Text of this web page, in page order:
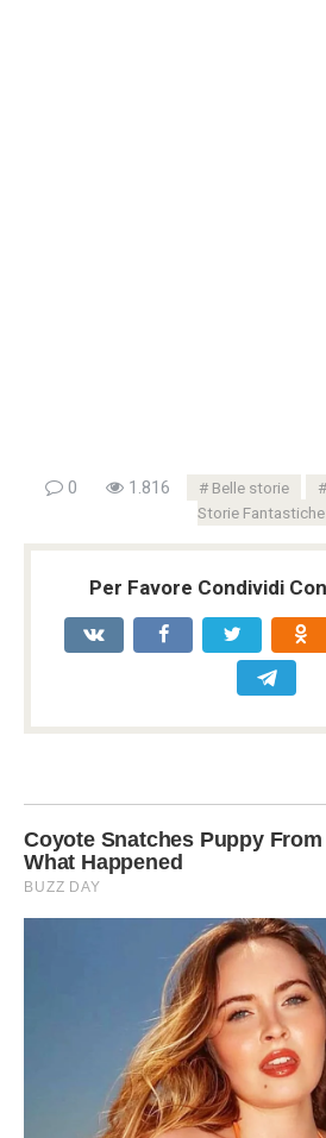
0 1.816 Belle storie
Storie Fantastiche
Per Favore Condividi